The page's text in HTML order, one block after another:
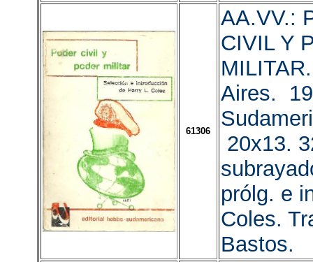
61306
AA.VV.:
CIVIL Y
Aires.
20x13.
prólg. e
Coles.
Bastos.